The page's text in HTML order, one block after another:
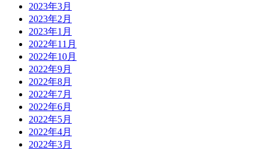
2023年3月
2023年2月
2023年1月
2022年11月
2022年10月
2022年9月
2022年8月
2022年7月
2022年6月
2022年5月
2022年4月
2022年3月